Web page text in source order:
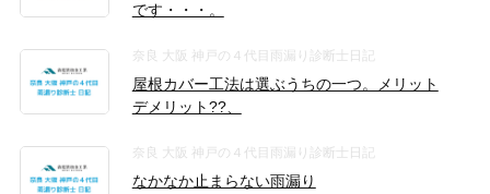
です・・・。
奈良 大阪 神戸の４代目雨漏り診断士日記
屋根カバー工法は選ぶうちの一つ。メリット
デメリット??、
奈良 大阪 神戸の４代目雨漏り診断士日記
なかなか止まらない雨漏り